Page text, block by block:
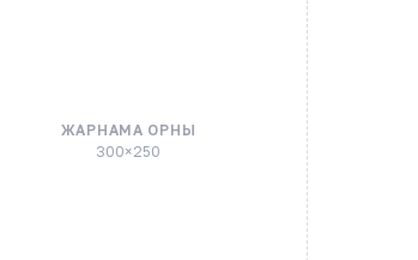
ЖАРНАМА ОРНЫ
300×250